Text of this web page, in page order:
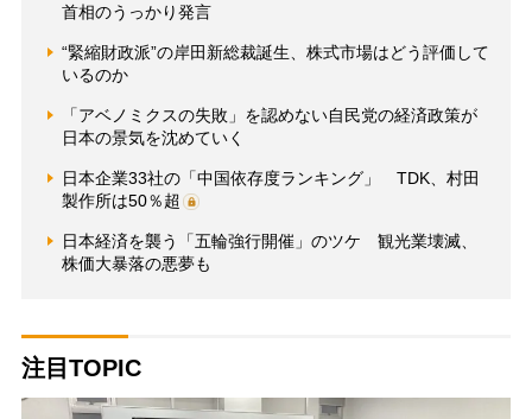
首相のうっかり発言
“緊縮財政派”の岸田新総裁誕生、株式市場はどう評価して
いるのか
「アベノミクスの失敗」を認めない自民党の経済政策が
日本の景気を沈めていく
日本企業33社の「中国依存度ランキング」 TDK、村田
製作所は50％超
日本経済を襲う「五輪強行開催」のツケ 観光業壊滅、
株価大暴落の悪夢も
注目TOPIC